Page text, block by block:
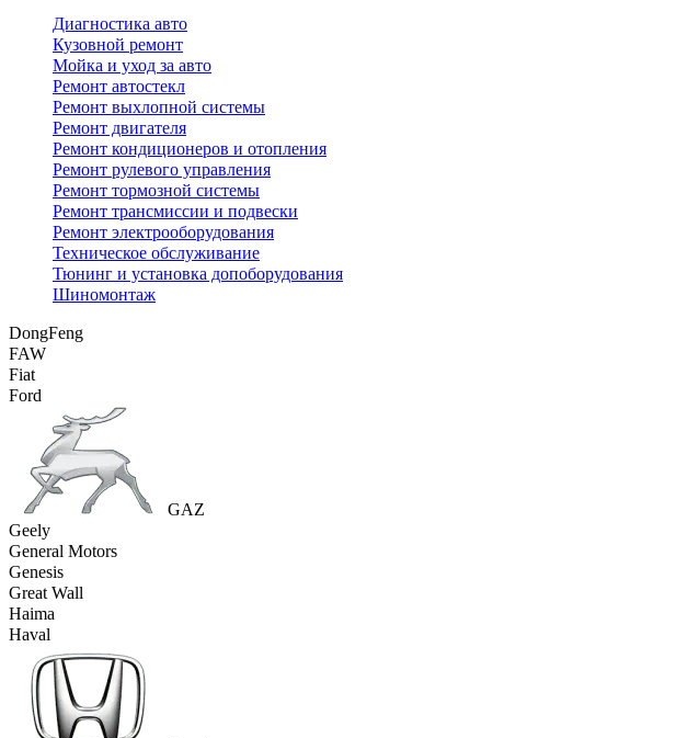
Диагностика авто
Кузовной ремонт
Мойка и уход за авто
Ремонт автостекл
Ремонт выхлопной системы
Ремонт двигателя
Ремонт кондиционеров и отопления
Ремонт рулевого управления
Ремонт тормозной системы
Ремонт трансмиссии и подвески
Ремонт электрооборудования
Техническое обслуживание
Тюнинг и установка допоборудования
Шиномонтаж
DongFeng
FAW
Fiat
Ford
GAZ
Geely
General Motors
Genesis
Great Wall
Haima
Haval